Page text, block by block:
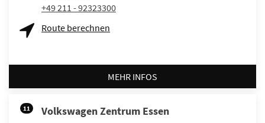
+49 211 - 92323300
Route berechnen
MEHR INFOS
11 Volkswagen Zentrum Essen